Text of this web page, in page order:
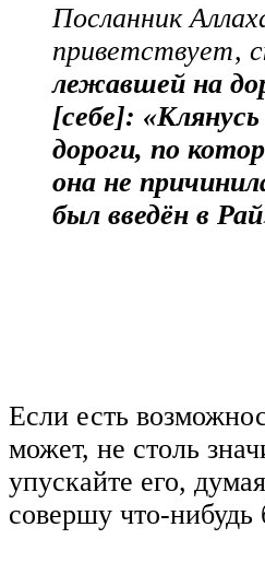
Посланник
приветствует,
лежавшей на
[себе]:
дороги, по
она не
был введён в Рай
Если есть
может, не столь
упускайте его,
совершу что-нибудь